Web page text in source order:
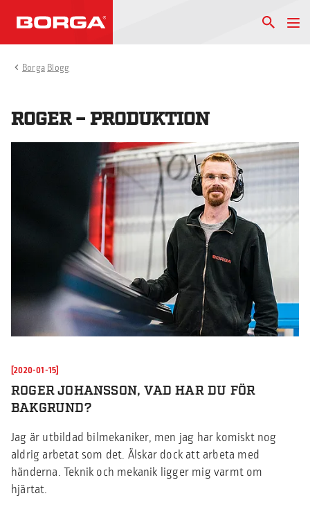
Borga Blogg
ROGER – PRODUKTION
[2020-01-15]
ROGER JOHANSSON, VAD HAR DU FÖR
BAKGRUND?
Jag är utbildad bilmekaniker, men jag har komiskt nog
aldrig arbetat som det. Älskar dock att arbeta med
händerna. Teknik och mekanik ligger mig varmt om
hjärtat.